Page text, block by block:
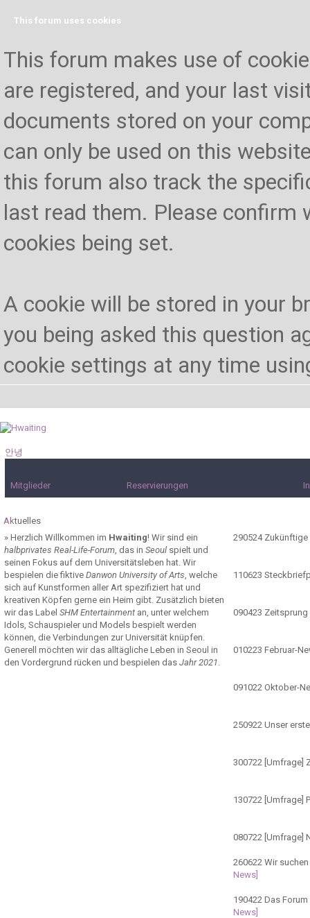
This forum uses cookies
This forum makes use of
are registered, and your last
documents stored on your
can only be used on this
this forum also track the
last read them. Please confirm
cookies being set.
A cookie will be stored in your
you being asked this question
cookie settings at any time
안녕
Mitglieder Reservierungen
Aktuelles
» Herzlich Willkommen im Hwaiting! Wir sind ein
halbprivates Real-Life-Forum, das in Seoul spielt und
seinen Fokus auf dem Universitätsleben hat. Wir
bespielen die fiktive Danwon University of Arts, welche
sich auf Kunstformen aller Art spezifiziert hat und
kreativen Köpfen gerne ein Heim gibt. Zusätzlich bieten
wir das Label SHM Entertainment an, unter welchem
Idols, Schauspieler und Models bespielt werden
können, die Verbindungen zur Universität knüpfen.
Generell möchten wir das alltägliche Leben in Seoul in
den Vordergrund rücken und bespielen das Jahr 2021.
290524Zukünftige
110623
090423
010223 Februar-
091022 Oktober-
250922 Unser
300722 [Umfrage]
130722 [Umfrage]
080722 [Umfrage]
260622 Wir
News]
190422 Das
News]